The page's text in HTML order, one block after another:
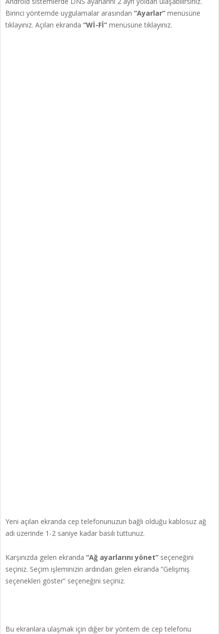
Birinci yöntemde uygulamalar arasından “Ayarlar” menüsüne
tıklayınız. Açılan ekranda “Wİ-Fİ” menüsüne tıklayınız.
Yeni açılan ekranda cep telefonunuzun bağlı olduğu kablosuz ağ
adı üzerinde 1-2 saniye kadar basılı tuttunuz.
Karşınızda gelen ekranda “Ağ ayarlarını yönet” seçeneğini
seçiniz. Seçim işleminizin ardından gelen ekranda “Gelişmiş
seçenekleri göster” seçeneğini seçiniz.
Bu ekranlara ulaşmak için diğer bir yöntem de cep telefonu